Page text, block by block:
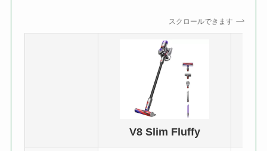
スクロールできます
V8 Slim Fluffy